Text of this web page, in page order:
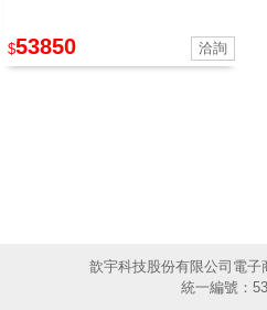
$53850
歆宇科技股份有限公司電
統一編號：